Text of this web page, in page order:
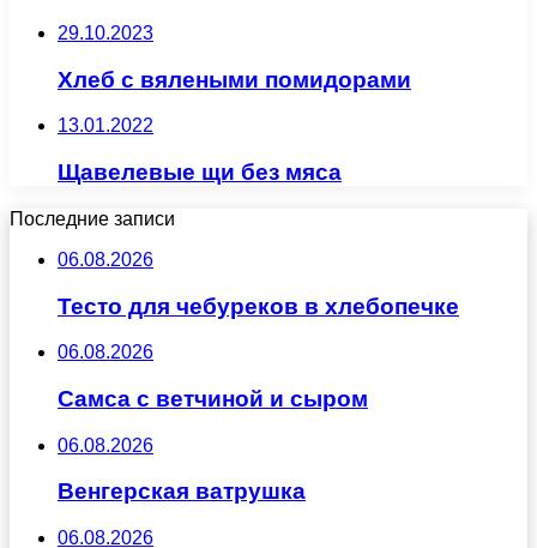
29.10.2023
Хлеб с вялеными помидорами
13.01.2022
Щавелевые щи без мяса
Последние записи
06.08.2026
Тесто для чебуреков в хлебопечке
06.08.2026
Самса с ветчиной и сыром
06.08.2026
Венгерская ватрушка
06.08.2026